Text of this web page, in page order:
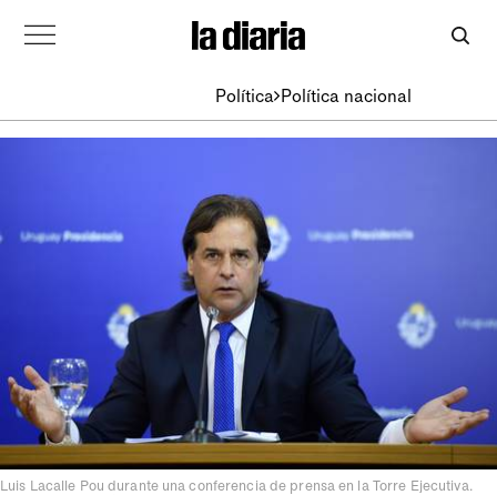
Política Política nacional
Luis Lacalle Pou durante una conferencia de prensa en la Torre Ejecutiva.